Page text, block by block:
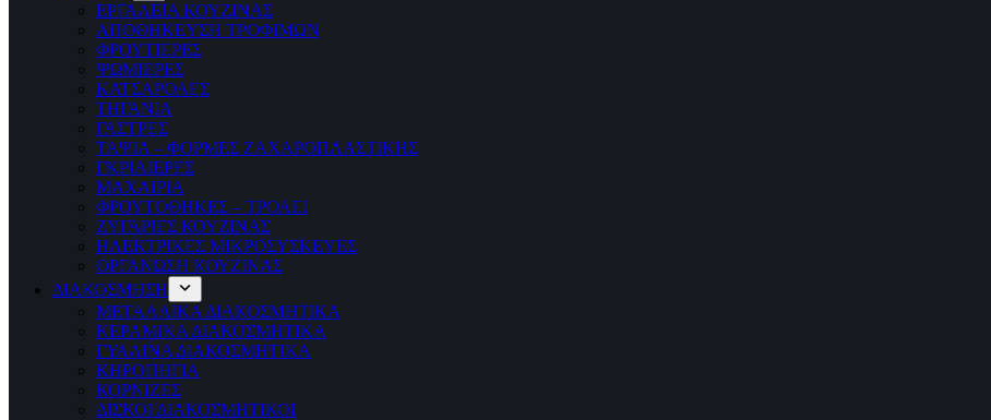
ΕΡΓΑΛΕΙΑ ΚΟΥΖΙΝΑΣ
ΑΠΟΘΗΚΕΥΣΗ ΤΡΟΦΙΜΩΝ
ΦΡΟΥΤΙΕΡΕΣ
ΨΩΜΙΕΡΕΣ
ΚΑΤΣΑΡΟΛΕΣ
ΤΗΓΑΝΙΑ
ΓΑΣΤΡΕΣ
ΤΑΨΙΑ – ΦΟΡΜΕΣ ΖΑΧΑΡΟΠΛΑΣΤΙΚΗΣ
ΓΚΡΙΛΙΕΡΕΣ
ΜΑΧΑΙΡΙΑ
ΦΡΟΥΤΟΘΗΚΕΣ – ΤΡΟΛΕΙ
ΖΥΓΑΡΙΕΣ ΚΟΥΖΙΝΑΣ
ΗΛΕΚΤΡΙΚΕΣ ΜΙΚΡΟΣΥΣΚΕΥΕΣ
ΟΡΓΑΝΩΣΗ ΚΟΥΖΙΝΑΣ
ΔΙΑΚΟΣΜΗΣΗ
ΜΕΤΑΛΛΙΚΑ ΔΙΑΚΟΣΜΗΤΙΚΑ
ΚΕΡΑΜΙΚΑ ΔΙΑΚΟΣΜΗΤΙΚΑ
ΓΥΑΛΙΝΑ ΔΙΑΚΟΣΜΗΤΙΚΑ
ΚΗΡΟΠΗΓΙΑ
ΚΟΡΝΙΖΕΣ
ΔΙΣΚΟΙ ΔΙΑΚΟΣΜΗΤΙΚΟΙ